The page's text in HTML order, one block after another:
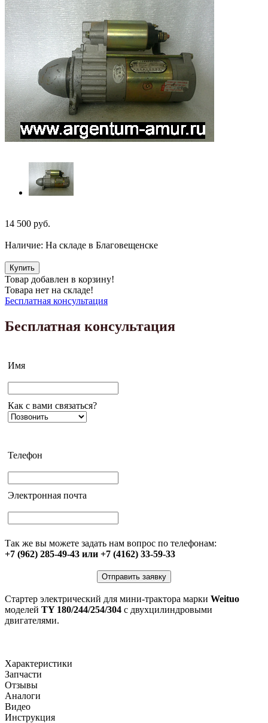
14 500 руб.
Наличие: На складе в Благовещенске
Купить
Товар добавлен в корзину!
Товара нет на складе!
Бесплатная консультация
Бесплатная консультация
Имя
Как с вами связаться?
Телефон
Электронная почта
Так же вы можете задать нам вопрос по телефонам:
+7 (962) 285-49-43 или +7 (4162) 33-59-33
Отправить заявку
Стартер электрический для мини-трактора марки Weituo
моделей TY 180/244/254/304 с двухцилиндровыми
двигателями.
Характеристики
Запчасти
Отзывы
Аналоги
Видео
Инструкция